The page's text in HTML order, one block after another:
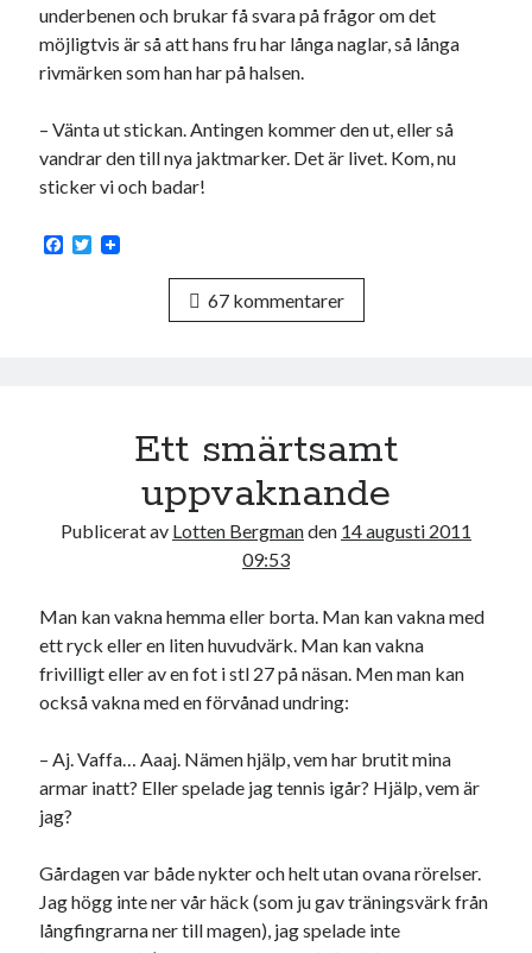
underbenen och brukar få svara på frågor om det
möjligtvis är så att hans fru har långa naglar, så långa
rivmärken som han har på halsen.
– Vänta ut stickan. Antingen kommer den ut, eller så
vandrar den till nya jaktmarker. Det är livet. Kom, nu
sticker vi och badar!
F
T
67 kommentarer
Ett smärtsamt
uppvaknande
Publicerat av Lotten Bergmanden 14 augusti 2011
09:53
Man kan vakna hemma eller borta. Man kan vakna med
ett ryck eller en liten huvudvärk. Man kan vakna
frivilligt eller av en fot i stl 27 på näsan. Men man kan
också vakna med en förvånad undring:
– Aj. Vaffa… Aaaj. Nämen hjälp, vem har brutit mina
armar inatt? Eller spelade jag tennis igår? Hjälp, vem är
jag?
Gårdagen var både nykter och helt utan ovana rörelser.
Jag högg inte ner vår häck (som ju gav träningsvärk från
långfingrarna ner till magen), jag spelade inte